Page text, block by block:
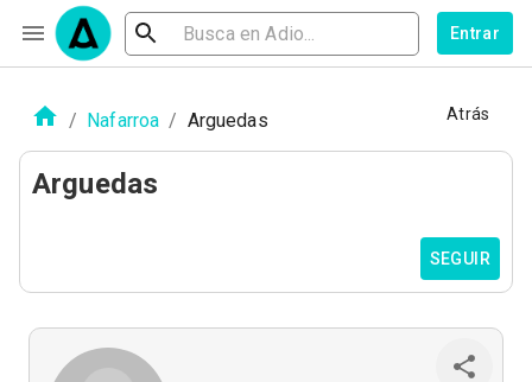
Entrar
/ Nafarroa / Arguedas Atrás
Arguedas
SEGUIR